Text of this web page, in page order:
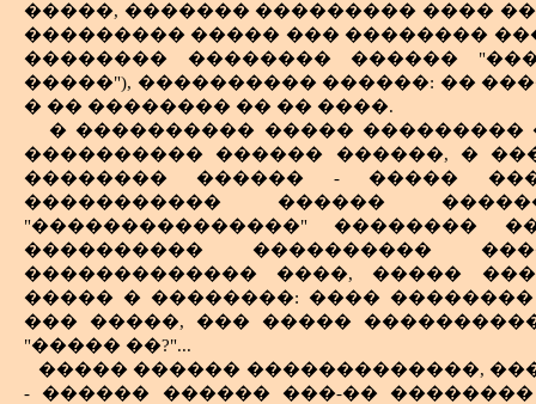
�����, ������� ��������� ����
��������� ����� ��� ��������
�������� �������� ������
�����"), ���������� ������: ��
� �� �������� �� �� ����.
� ���������� �����
���������� ������ ������, �
�������� ������ - �����
����������� ������
"���������������" ��������
���������� ����������
������������� ����, �����
����� � ��������: ����
��� �����, ��� �����
"����� ��?"...
����� ������ �������������,
- ������ ������ ���-��